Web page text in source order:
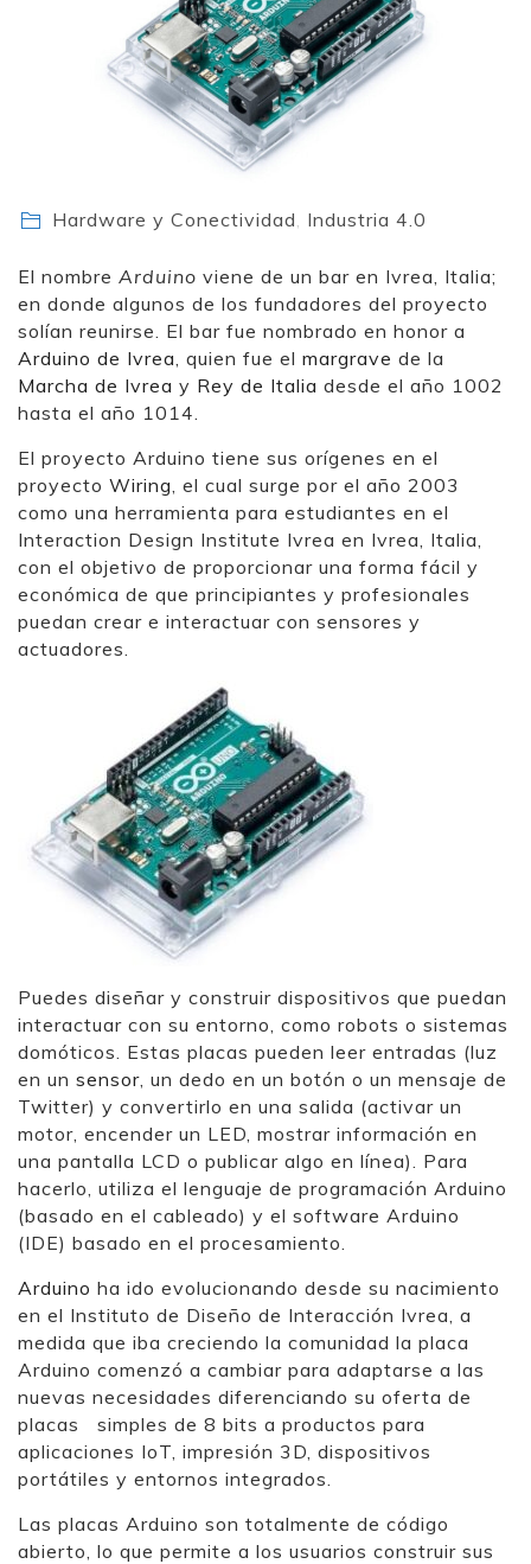
Hardware y Conectividad, Industria 4.0
El nombre Arduino viene de un bar en Ivrea, Italia;
en donde algunos de los fundadores del proyecto
solían reunirse. El bar fue nombrado en honor a
Arduino de Ivrea, quien fue el margrave de la
Marcha de Ivrea y Rey de Italia desde el año 1002
hasta el año 1014.
El proyecto Arduino tiene sus orígenes en el
proyecto Wiring, el cual surge por el año 2003
como una herramienta para estudiantes en el
Interaction Design Institute Ivrea en Ivrea, Italia,
con el objetivo de proporcionar una forma fácil y
económica de que principiantes y profesionales
puedan crear e interactuar con sensores y
actuadores.
Puedes diseñar y construir dispositivos que puedan
interactuar con su entorno, como robots o sistemas
domóticos. Estas placas pueden leer entradas (luz
en un sensor, un dedo en un botón o un mensaje de
Twitter) y convertirlo en una salida (activar un
motor, encender un LED, mostrar información en
una pantalla LCD o publicar algo en línea). Para
hacerlo, utiliza el lenguaje de programación Arduino
(basado en el cableado) y el software Arduino
(IDE) basado en el procesamiento.
Arduino ha ido evolucionando desde su nacimiento
en el Instituto de Diseño de Interacción Ivrea, a
medida que iba creciendo la comunidad la placa
Arduino comenzó a cambiar para adaptarse a las
nuevas necesidades diferenciando su oferta de
placas simples de 8 bits a productos para
aplicaciones IoT, impresión 3D, dispositivos
portátiles y entornos integrados.
Las placas Arduino son totalmente de código
abierto, lo que permite a los usuarios construir sus